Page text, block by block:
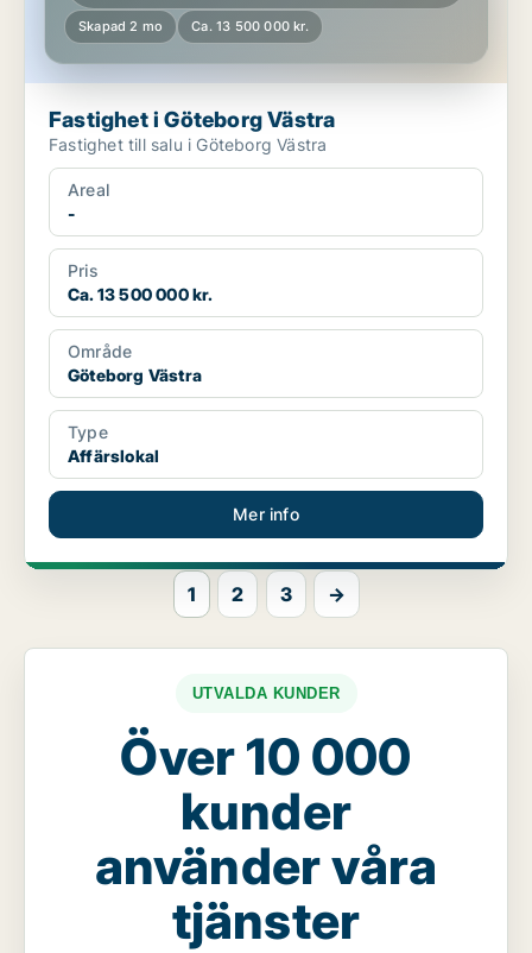
Skapad 2 mo Ca. 13 500 000 kr.
Fastighet i Göteborg Västra
Fastighet till salu i Göteborg Västra
Areal
-
Pris
Ca. 13 500 000 kr.
Område
Göteborg Västra
Type
Affärslokal
Mer info
1 2 3 →
UTVALDA KUNDER
Över 10 000
kunder
använder våra
tjänster